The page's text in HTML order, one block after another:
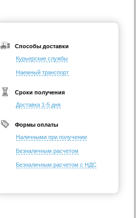
Способы доставки
Курьерские службы
Наемный транспорт
Сроки получения
Доставка 1-5 дня
Формы оплаты
Наличными при получении
Безналичным расчетом
Безналичным расчетом с НДС